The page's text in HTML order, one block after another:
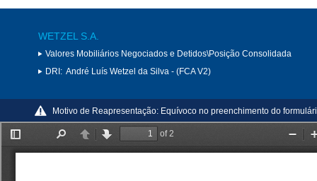
WETZEL S.A.
Valores Mobiliários Negociados e Detidos\Posição Consolidada
DRI: André Luís Wetzel da Silva - (FCA V2)
Motivo de Reapresentação: Equívoco no preenchimento do